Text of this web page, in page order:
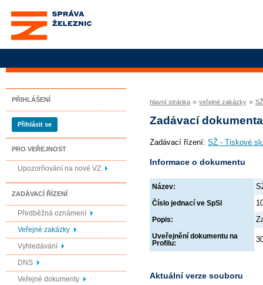
Správa železnic, státní
organizace
PŘIHLÁŠENÍ
Přihlásit se
PRO VEŘEJNOST
Upozorňování na nové VZ
ZADÁVACÍ ŘÍZENÍ
Předběžná oznámení
Veřejné zakázky
Vyhledávání
DNS
Veřejné dokumenty
hlavní stránka » veřejné zakázky »
Zadávací
Zadávací řízení: SŽ - Tiskové
Informace o dokumentu
Název:
Číslo jednací ve SpSl
Popis:
Uveřejnění dokumentu na
Profilu:
Aktuální verze souboru